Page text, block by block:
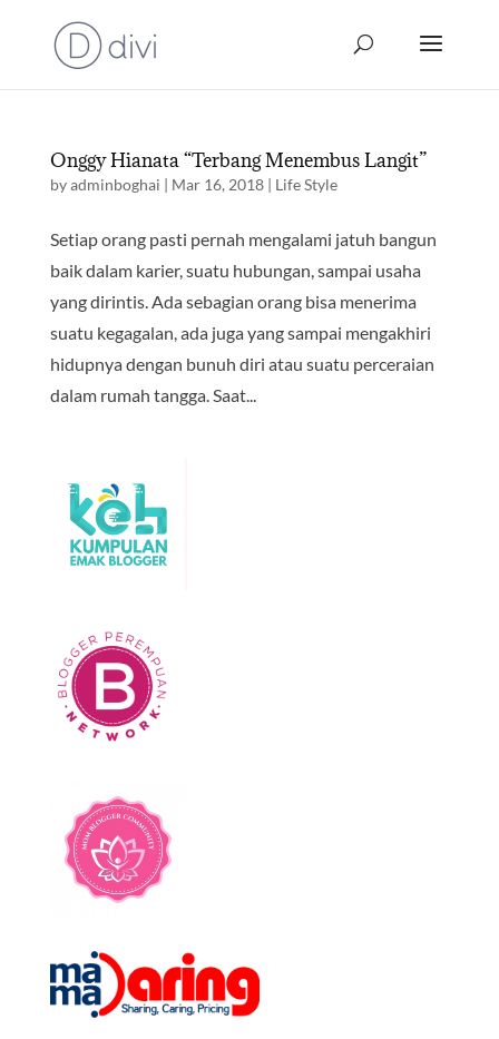
Onggy Hianata “Terbang Menembus Langit”
byadminboghai | Mar 16, 2018| Life Style
Setiap orang pasti pernah mengalami jatuh bangun
baik dalam karier, suatu hubungan, sampai usaha
yang dirintis. Ada sebagian orang bisa menerima
suatu kegagalan, ada juga yang sampai mengakhiri
hidupnya dengan bunuh diri atau suatu perceraian
dalam rumah tangga. Saat...